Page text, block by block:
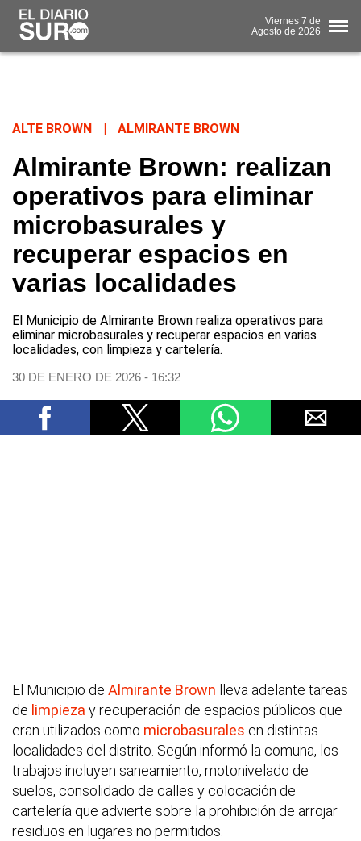
Viernes 7 de
Agosto de 2026
ALTE BROWN ALMIRANTE BROWN
Almirante Brown: realizan
operativos para eliminar
microbasurales y
recuperar espacios en
varias localidades
El Municipio de Almirante Brown realiza operativos para
eliminar microbasurales y recuperar espacios en varias
localidades, con limpieza y cartelería.
30 DE ENERO DE 2026 - 16:32
El Municipio de Almirante Brown lleva adelante tareas
de limpieza y recuperación de espacios públicos que
eran utilizados como microbasurales en distintas
localidades del distrito. Según informó la comuna, los
trabajos incluyen saneamiento, motonivelado de
suelos, consolidado de calles y colocación de
cartelería que advierte sobre la prohibición de arrojar
residuos en lugares no permitidos.